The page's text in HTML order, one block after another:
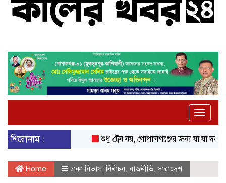
Toggle
শিরোনাম :
শুধু ট্রেন নয়, গোপালগঞ্জের জন্য যা যা
Home ঢাকা বিভাগ,নির্বাচন, রাজনীতি,সারাদেশ